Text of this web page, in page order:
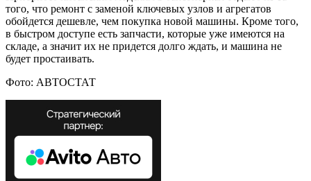
того, что ремонт с заменой ключевых узлов и агрегатов
обойдется дешевле, чем покупка новой машины. Кроме того,
в быстром доступе есть запчасти, которые уже имеются на
складе, а значит их не придется долго ждать, и машина не
будет простаивать.
Фото: АВТОСТАТ